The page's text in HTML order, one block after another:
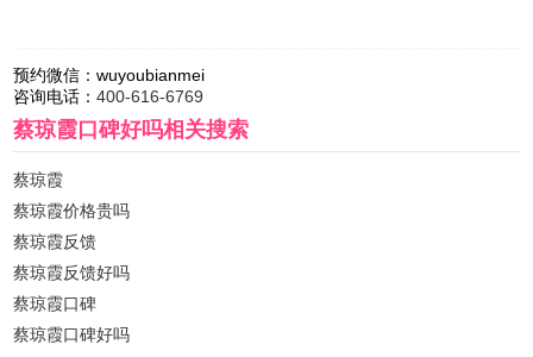
预约微信：wuyoubianmei
咨询电话：400-616-6769
蔡琼霞口碑好吗相关搜索
蔡琼霞
蔡琼霞价格贵吗
蔡琼霞反馈
蔡琼霞反馈好吗
蔡琼霞口碑
蔡琼霞口碑好吗